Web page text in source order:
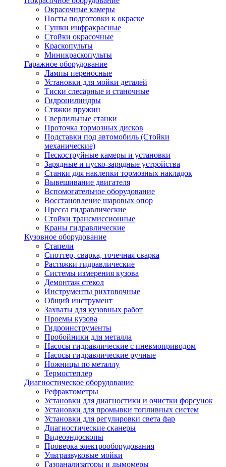
Окрасочные камеры
Посты подготовки к окраске
Сушки инфракрасные
Стойки окрасочные
Краскопульты
Миникраскопульты
Гаражное оборудование
Лампы переносные
Установки для мойки деталей
Тиски слесарные и станочные
Гидроцилиндры
Стяжки пружин
Сверлильные станки
Проточка тормозных дисков
Подставки под автомобиль (Стойки
механические)
Пескоструйные камеры и установки
Зарядные и пуско-зарядные устройства
Станки для наклепки тормозных накладок
Вывешивание двигателя
Вспомогательное оборудование
Восстановление шаровых опор
Пресса гидравлические
Стойки трансмиссионные
Краны гидравлические
Кузовное оборудование
Стапели
Споттер, сварка, точечная сварка
Растяжки гидравлические
Системы измерения кузова
Демонтаж стекол
Инструменты рихтовочные
Общий инструмент
Захваты для кузовных работ
Проемы кузова
Гидроинструменты
Пробойники для металла
Насосы гидравлические с пневмоприводом
Насосы гидравлические ручные
Ножницы по металлу
Термостеплер
Диагностическое оборудование
Рефрактометры
Установки для диагностики и очистки форсунок
Установки для промывки топливных систем
Установки для регулировки света фар
Диагностические сканеры
Видеоэндоскопы
Проверка электрооборудования
Ультразвуковые мойки
Газоанализаторы и дымомеры